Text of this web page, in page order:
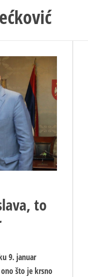
to
9. januar
što je krsno